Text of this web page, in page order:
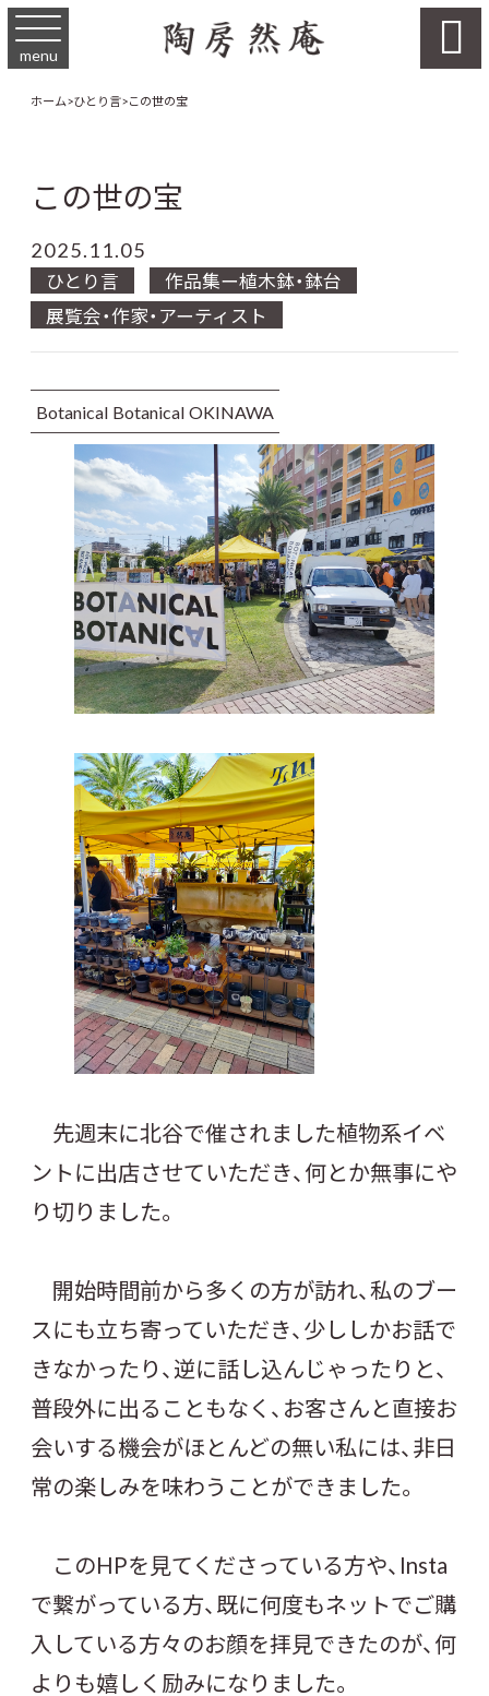
menu 
ホーム>ひとり言>この世の宝
この世の宝
2025.11.05
ひとり言
作品集ー植木鉢・鉢台
展覧会・作家・アーティスト
Botanical Botanical OKINAWA
先週末に北谷で催されました植物系イベ
ントに出店させていただき、何とか無事にや
り切りました。
開始時間前から多くの方が訪れ、私のブー
スにも立ち寄っていただき、少ししかお話で
きなかったり、逆に話し込んじゃったりと、
普段外に出ることもなく、お客さんと直接お
会いする機会がほとんどの無い私には、非日
常の楽しみを味わうことができました。
このHPを見てくださっている方や、Insta
で繋がっている方、既に何度もネットでご購
入している方々のお顔を拝見できたのが、何
よりも嬉しく励みになりました。